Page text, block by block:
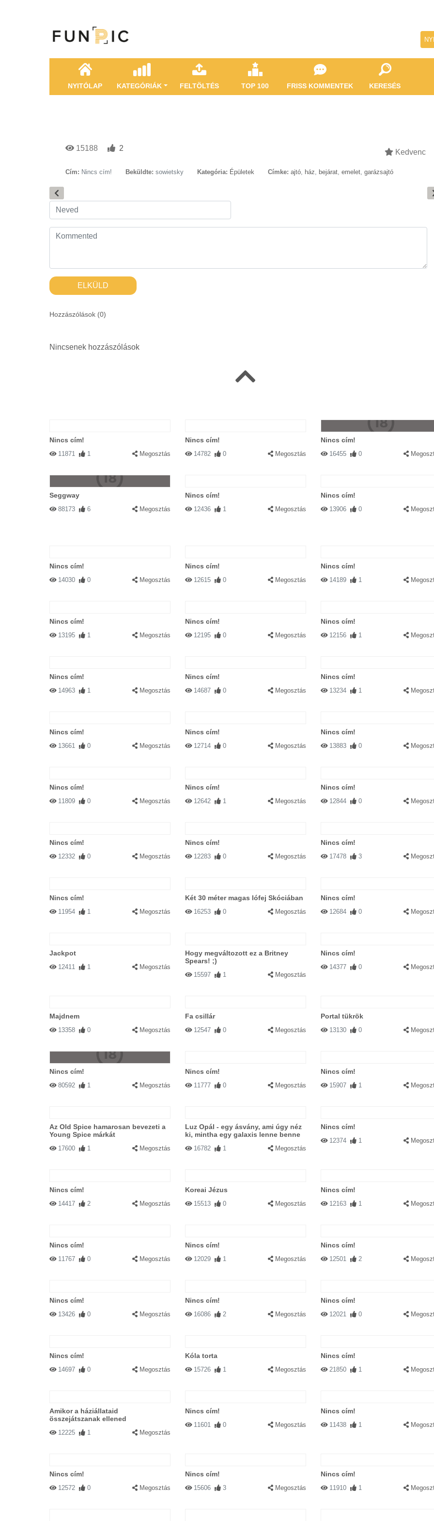
NYITÓLAP KATEGÓRIÁK FELTÖLTÉS TOP 100 FRISS KOMMENTEK KERESÉS
15188 2 Kedvenc
Cím: Nincs cím! Beküldte: sowietsky Kategória: Épületek Címke: ajtó, ház, bejárat, emelet, garázsajtó
ELKÜLD
Hozzászólások (0)
Nincsenek hozzászólások
Nincs cím!
11871 1 Megosztás
Nincs cím!
14782 0 Megosztás
Nincs cím!
16455 0
Seggway
88173 6 Megosztás
Nincs cím!
12436 1 Megosztás
Nincs cím!
13906 0
Nincs cím!
14030 0 Megosztás
Nincs cím!
12615 0 Megosztás
Nincs cím!
14189 1
Nincs cím!
13195 1 Megosztás
Nincs cím!
12195 0 Megosztás
Nincs cím!
12156 1
Nincs cím!
14963 1 Megosztás
Nincs cím!
14687 0 Megosztás
Nincs cím!
13234 1
Nincs cím!
13661 0 Megosztás
Nincs cím!
12714 0 Megosztás
Nincs cím!
13883 0
Nincs cím!
11809 0 Megosztás
Nincs cím!
12642 1 Megosztás
Nincs cím!
12844 0
Nincs cím!
12332 0 Megosztás
Nincs cím!
12283 0 Megosztás
Nincs cím!
17478 3
Nincs cím!
11954 1 Megosztás
Két 30 méter magas lófej Skóciában
16253 0 Megosztás
Nincs cím!
12684 0
Jackpot
12411 1 Megosztás
Hogy megváltozott ez a Britney
Spears! ;)
15597 1 Megosztás
Nincs cím!
14377 0
Majdnem
13358 0 Megosztás
Fa csillár
12547 0 Megosztás
Portal tükrök
13130 0
Nincs cím!
80592 1 Megosztás
Nincs cím!
11777 0 Megosztás
Nincs cím!
15907 1
Az Old Spice hamarosan bevezeti a
Young Spice márkát
17600 1 Megosztás
Luz Opál - egy ásvány, ami úgy néz
ki, mintha egy galaxis lenne benne
16782 1 Megosztás
Nincs cím!
12374 1
Nincs cím!
14417 2 Megosztás
Koreai Jézus
15513 0 Megosztás
Nincs cím!
12163 1
Nincs cím!
11767 0 Megosztás
Nincs cím!
12029 1 Megosztás
Nincs cím!
12501 2
Nincs cím!
13426 0 Megosztás
Nincs cím!
16086 2 Megosztás
Nincs cím!
12021 0
Nincs cím!
14697 0 Megosztás
Kóla torta
15726 1 Megosztás
Nincs cím!
21850 1
Amikor a háziállataid
összejátszanak ellened
12225 1 Megosztás
Nincs cím!
11601 0 Megosztás
Nincs cím!
11438 1
Nincs cím!
12572 0 Megosztás
Nincs cím!
15606 3 Megosztás
Nincs cím!
11910 1